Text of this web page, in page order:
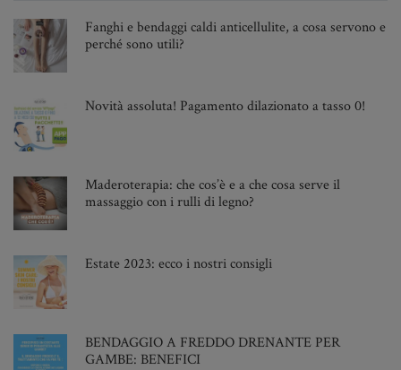
Febbraio 2023
Dicembre 2022
Ottobre 2022
Settembre 2022
Agosto 2022
Giugno 2022
Maggio 2022
Aprile 2022
Marzo 2022
Febbraio 2022
Gennaio 2022
Novembre 2021
Ottobre 2021
Settembre 2021
Fanghi e bendaggi caldi anticellulite, a cosa servono e
perché sono utili?
Novità assoluta! Pagamento dilazionato a tasso 0!
Maderoterapia: che cos’è e a che cosa serve il
massaggio con i rulli di legno?
Estate 2023: ecco i nostri consigli
BENDAGGIO A FREDDO DRENANTE PER
GAMBE: BENEFICI